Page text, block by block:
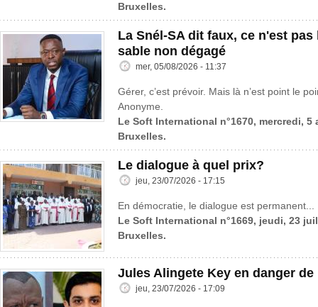
Bruxelles.
La Snél-SA dit faux, ce n'est
sable non dégagé
mer, 05/08/2026 - 11:37
Gérer, c’est prévoir. Mais là n’est point le
Anonyme.
Le Soft International n°1670, mercredi, 5
Bruxelles.
Le dialogue à quel prix?
jeu, 23/07/2026 - 17:15
En démocratie, le dialogue est permanent...
Le Soft International n°1669, jeudi, 23
Bruxelles.
Jules Alingete Key en danger de
jeu, 23/07/2026 - 17:09